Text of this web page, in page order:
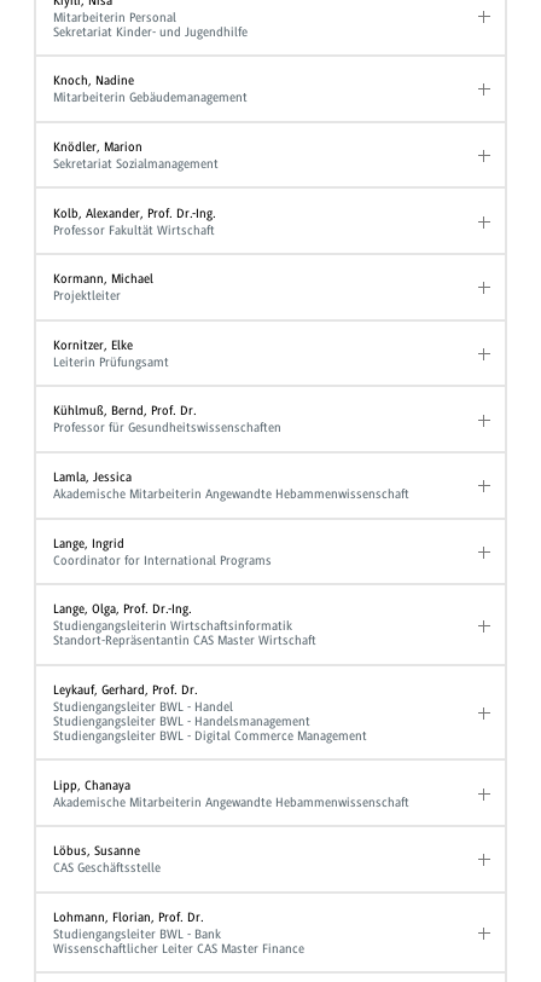
Mitarbeiterin Personal
Sekretariat Kinder- und Jugendhilfe
Knoch, Nadine
Mitarbeiterin Gebäudemanagement
Knödler, Marion
Sekretariat Sozialmanagement
Kolb, Alexander, Prof. Dr.-Ing.
Professor Fakultät Wirtschaft
Kormann, Michael
Projektleiter
Kornitzer, Elke
Leiterin Prüfungsamt
Kühlmuß, Bernd, Prof. Dr.
Professor für Gesundheitswissenschaften
Lamla, Jessica
Akademische Mitarbeiterin Angewandte Hebammenwissenschaft
Lange, Ingrid
Coordinator for International Programs
Lange, Olga, Prof. Dr.-Ing.
Studiengangsleiterin Wirtschaftsinformatik
Standort-Repräsentantin CAS Master Wirtschaft
Leykauf, Gerhard, Prof. Dr.
Studiengangsleiter BWL - Handel
Studiengangsleiter BWL - Handelsmanagement
Studiengangsleiter BWL - Digital Commerce Management
Lipp, Chanaya
Akademische Mitarbeiterin Angewandte Hebammenwissenschaft
Löbus, Susanne
CAS Geschäftsstelle
Lohmann, Florian, Prof. Dr.
Studiengangsleiter BWL - Bank
Wissenschaftlicher Leiter CAS Master Finance